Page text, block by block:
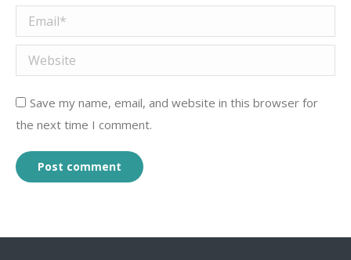
Email *
Website
Save my name, email, and website in this browser for
the next time I comment.
Post comment